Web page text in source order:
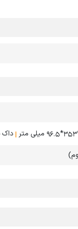
| داک شارژ :